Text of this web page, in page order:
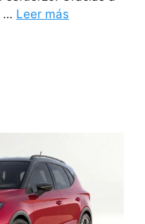
… Leer más